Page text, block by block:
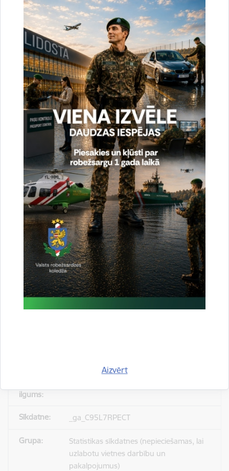
Aizvērt
uzlabotu vietnes darbību un
pakalpojumus)
Reģistrē unikālu ID, kas tiek izmantots
statistisko datu iegūšanai par to, kā
apmeklētājs izmanto vietni.
2 gadi
_gat
Statistikas sīkdatnes (nepieciešamas, lai
uzlabotu vietnes darbību un
pakalpojumus)
Izmanto Google Analytics, lai samazinātu
pieprasījuma līmeni.
1 minūte
_gid
Statistikas sīkdatnes (nepieciešamas, lai
uzlabotu vietnes darbību un
pakalpojumus)
_ga_C95L7RPECT
Statistikas sīkdatnes (nepieciešamas, lai
uzlabotu vietnes darbību un
pakalpojumus)